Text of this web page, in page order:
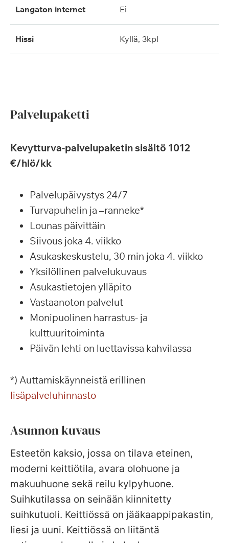
langaton internet ei
hissi kyllä, 3kpl
Palvelupaketti
Kevytturva-palvelupaketin sisältö 1012
€/hlö/kk
Palvelupäivystys 24/7
Turvapuhelin ja –ranneke*
Lounas päivittäin
Siivous joka 4. viikko
Asukaskeskustelu, 30 min joka 4. viikko
Yksilöllinen palvelukuvaus
Asukastietojen ylläpito
Vastaanoton palvelut
Monipuolinen harrastus- ja
kulttuuritoiminta
Päivän lehti on luettavissa kahvilassa
*) Auttamiskäynneistä erillinen
lisäpalveluhinnasto
Asunnon kuvaus
Esteetön kaksio, jossa on tilava eteinen,
moderni keittiötila, avara olohuone ja
makuuhuone sekä reilu kylpyhuone.
Suihkutilassa on seinään kiinnitetty
suihkutuoli. Keittiössä on jääkaappipakastin,
liesi ja uuni. Keittiössä on liitäntä